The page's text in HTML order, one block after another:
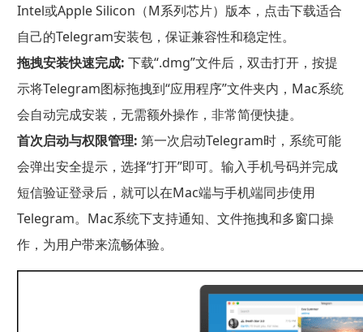
Intel或Apple Silicon（M系列芯片）版本，点击下载适合
自己的Telegram安装包，保证兼容性和稳定性。
拖拽安装快速完成: 下载“.dmg”文件后，双击打开，按提
示将Telegram图标拖拽到“应用程序”文件夹内，Mac系统
会自动完成安装，无需额外操作，非常简便快捷。
首次启动与权限管理: 第一次启动Telegram时，系统可能
会弹出安全提示，选择“打开”即可。输入手机号码并完成
短信验证登录后，就可以在Mac端与手机端同步使用
Telegram。Mac系统下支持通知、文件拖拽和多窗口操
作，为用户带来流畅体验。